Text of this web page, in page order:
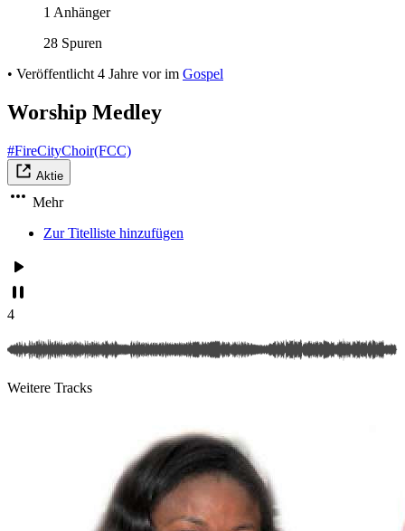
1 Anhänger
28 Spuren
• Veröffentlicht 4 Jahre vorim Gospel
Worship Medley
#FireCityChoir(FCC)
Aktie
Mehr
Zur Titelliste hinzufügen
4
Weitere Tracks